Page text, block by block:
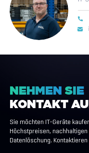
NEHMEN SIE
KONTAKT
Sie möchten IT-Geräte
Höchstpreisen,
Datenlöschung.